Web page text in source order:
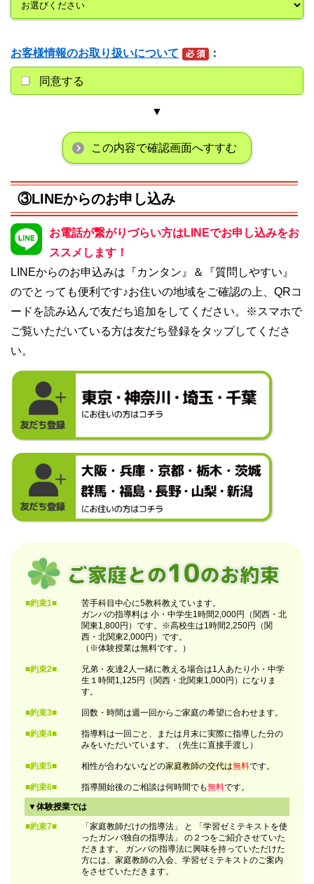
お客様情報のお取り扱いについて
同意する
▼
この内容で確認画面へすすむ
③LINEからのお申し込み
お電話が繋がりづらい方はLINEでお申し込みをお
ススメします！
LINEからのお申込みは『カンタン』＆『質問しやすい』
のでとっても便利です♪お住いの地域をご確認の上、QRコ
ードを読み込んで友だち追加をしてください。※スマホで
ご覧いただいている方は友だち登録をタップしてくださ
い。
■約束1■
苦手科目中心に5教科教えています。
ガンバの指導料は 小・中学生1時間2,000円（関西・北
関東1,800円）です。※高校生は1時間2,250円（関
西・北関東2,000円）です。
（※体験授業は無料です。）
■約束2■
兄弟・友達2人一緒に教える場合は1人あたり小・中学
生１時間1,125円（関西・北関東1,000円）になりま
す。
■約束3■ 回数・時間は週一回からご家庭の希望に合わせます。
■約束4■
指導料は一回ごと、または月末に実際に指導した分の
みをいただいています。（先生に直接手渡し）
■約束5■ 相性が合わないなどの家庭教師の交代は無料です。
■約束6■ 指導開始後のご相談は何時間でも無料です。
▼体験授業では
■約束7■
「家庭教師だけの指導法」 と 「学習ゼミテキストを使
ったガンバ独自の指導法」 の２つをご紹介させていた
だきます。 ガンバの指導法に興味を持っていただけた
方には、家庭教師の入会、学習ゼミテキストのご案内
をさせていただきます。